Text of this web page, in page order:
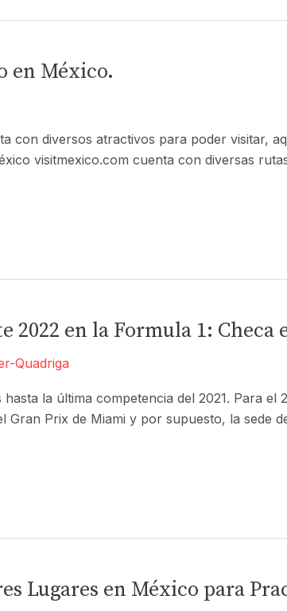
en México.
con diversos atractivos para poder visitar,
visitmexico.com cuenta con diversas
2022 en la Formula 1: Checa
Quadriga
la última competencia del 2021. Para
Prix de Miami y por supuesto, la sede
Lugares en México para